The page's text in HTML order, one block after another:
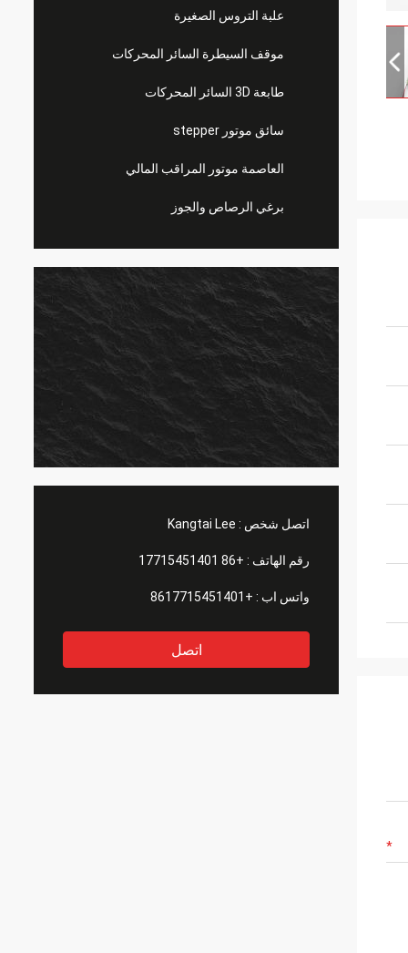
علبة التروس الصغيرة
موقف السيطرة السائر المحركات
طابعة 3D السائر المحركات
سائق موتور stepper
العاصمة موتور المراقب المالي
برغي الرصاص والجوز
اتصل شخص : Kangtai Lee
رقم الهاتف : +86 17715451401
واتس اب : +8617715451401
اتصل